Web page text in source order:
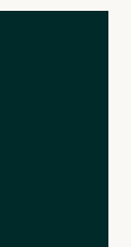
for venues